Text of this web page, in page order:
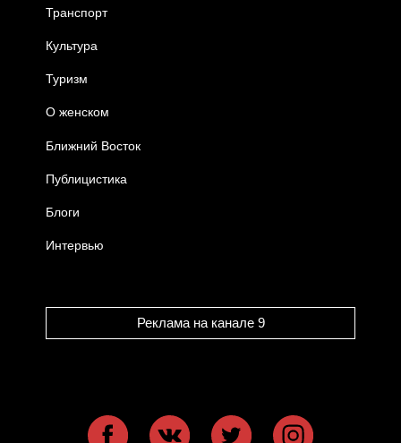
Транспорт
Культура
Туризм
О женском
Ближний Восток
Публицистика
Блоги
Интервью
Реклама на канале 9